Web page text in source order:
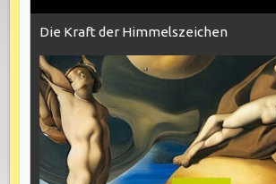
Die Kraft der Himmelszeichen